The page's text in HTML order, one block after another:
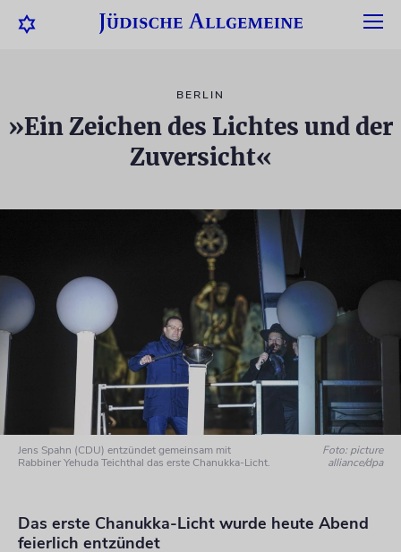
BERLIN
»Ein Zeichen des Lichtes und der
Zuversicht«
Jens Spahn (CDU) entzündet gemeinsam mit
Rabbiner Yehuda Teichthal das erste Chanukka-Licht.
Foto: picture
alliance/dpa
Das erste Chanukka-Licht wurde heute Abend
feierlich entzündet